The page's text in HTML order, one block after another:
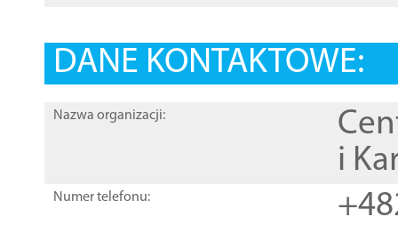
DANE KONTAKTOWE:
Nazwa organizacji:
i
Numer telefonu: